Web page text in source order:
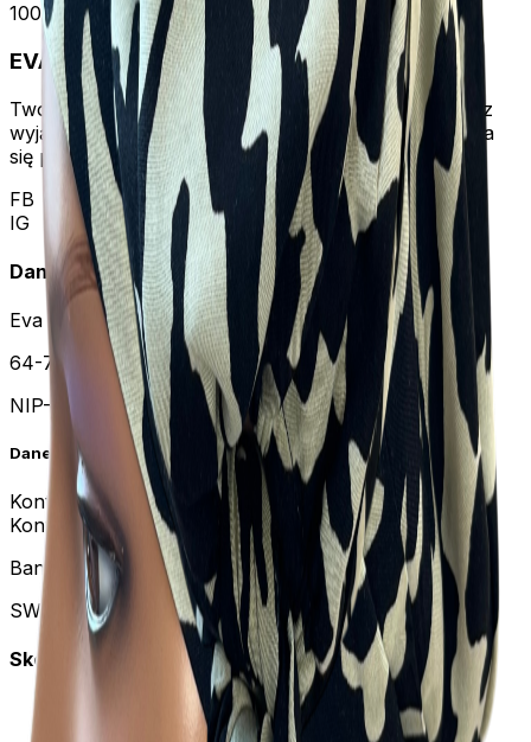
100%bambus
EVADESIGN
Tworzymy unikalne nakrycia głowy, łącząc komfort z
wyjątkowym stylem. Dbamy o każdy detal, abyś czuła
się pięknie każdego dnia.
FB
IG
Dane firmy
Eva Design Przemysław Oborski
64-720 Lubasz, Sławno 2
NIP-UE:
PL 7631417753
Dane do przelewu
Konto PLN:PL 54 8951 0009 1316 7253 2000 0010
Konto EURO:
PL 75 8951 0009 1316 7253 2000 0020
Bank: SGB-BANK S.A. POZNAŃ
SWIFT: GBWCPLPP
Skontaktuj się